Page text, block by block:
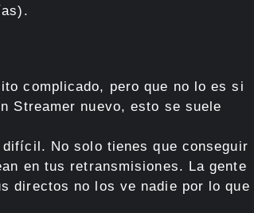
complicado, pero que no lo es si
Streamer nuevo, esto se suele
No solo tienes que conseguir
en tus retransmisiones. La gente
directos no los ve nadie por lo que